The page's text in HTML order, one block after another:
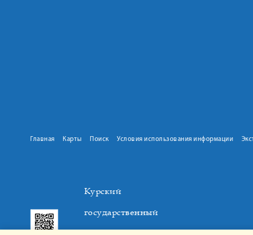
Главная Карты Поиск Условия использования информации
Курский
государственный